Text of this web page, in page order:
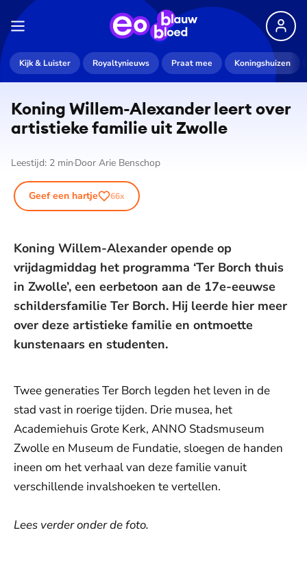
Kijk & Luister Royaltynieuws Praat mee Koningshuizen
Koning Willem-Alexander leert over
artistieke familie uit Zwolle
Leestijd: 2 min Door Arie Benschop
Geef een hartje 66x
Koning Willem-Alexander opende op
vrijdagmiddag het programma ‘Ter Borch thuis
in Zwolle’, een eerbetoon aan de 17e-eeuwse
schildersfamilie Ter Borch. Hij leerde hier meer
over deze artistieke familie en ontmoette
kunstenaars en studenten.
Twee generaties Ter Borch legden het leven in de
stad vast in roerige tijden. Drie musea, het
Academiehuis Grote Kerk, ANNO Stadsmuseum
Zwolle en Museum de Fundatie, sloegen de handen
ineen om het verhaal van deze familie vanuit
verschillende invalshoeken te vertellen.
Lees verder onder de foto.